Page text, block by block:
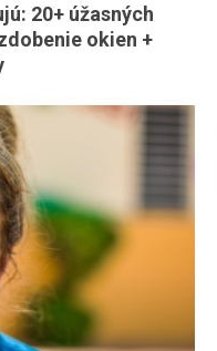
20+ úžasných
okien +